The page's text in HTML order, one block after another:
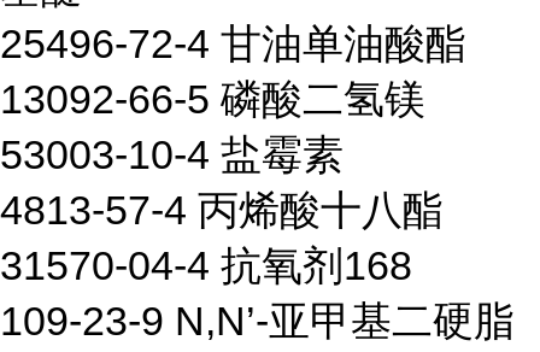
25496-72-4 甘油单油酸酯
13092-66-5 磷酸二氢镁
53003-10-4 盐霉素
4813-57-4 丙烯酸十八酯
31570-04-4 抗氧剂168
109-23-9 N,N’-亚甲基二硬脂